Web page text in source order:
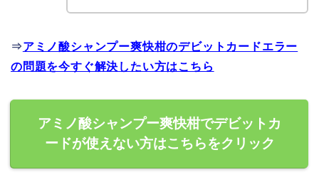
⇒アミノ酸シャンプー爽快柑のデビットカードエラー
の問題を今すぐ解決したい方はこちら
アミノ酸シャンプー爽快柑でデビットカ
ードが使えない方はこちらをクリック